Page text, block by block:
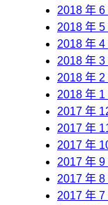
2018 年 6
2018 年 5
2018 年 4
2018 年 3
2018 年 2
2018 年 1
2017 年
2017 年
2017 年
2017 年 9
2017 年 8
2017 年 7